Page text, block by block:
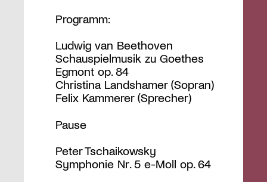
Programm:
Ludwig van Beethoven
Schauspielmusik zu Goethes
Egmont op. 84
Christina Landshamer (Sopran)
Felix Kammerer (Sprecher)
Pause
Peter Tschaikowsky
Symphonie Nr. 5 e-Moll op. 64